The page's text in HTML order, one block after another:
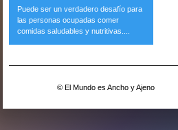
Puede ser un verdadero desafío para
las personas ocupadas comer
comidas saludables y nutritivas....
© El Mundo es Ancho y Ajeno